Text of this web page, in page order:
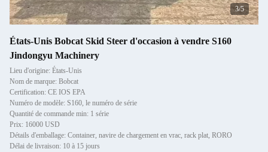
4/5
États-Unis Bobcat Skid Steer d'occasion à vendre S160
Jindongyu Machinery
Lieu d'origine: États-Unis
Nom de marque: Bobcat
Certification: CE IOS EPA
Numéro de modèle: S160, le numéro de série
Quantité de commande min: 1 série
Prix: 16000 USD
Détails d'emballage: Container, navire de chargement en vrac, rack plat, RORO
Délai de livraison: 10 à 15 jours